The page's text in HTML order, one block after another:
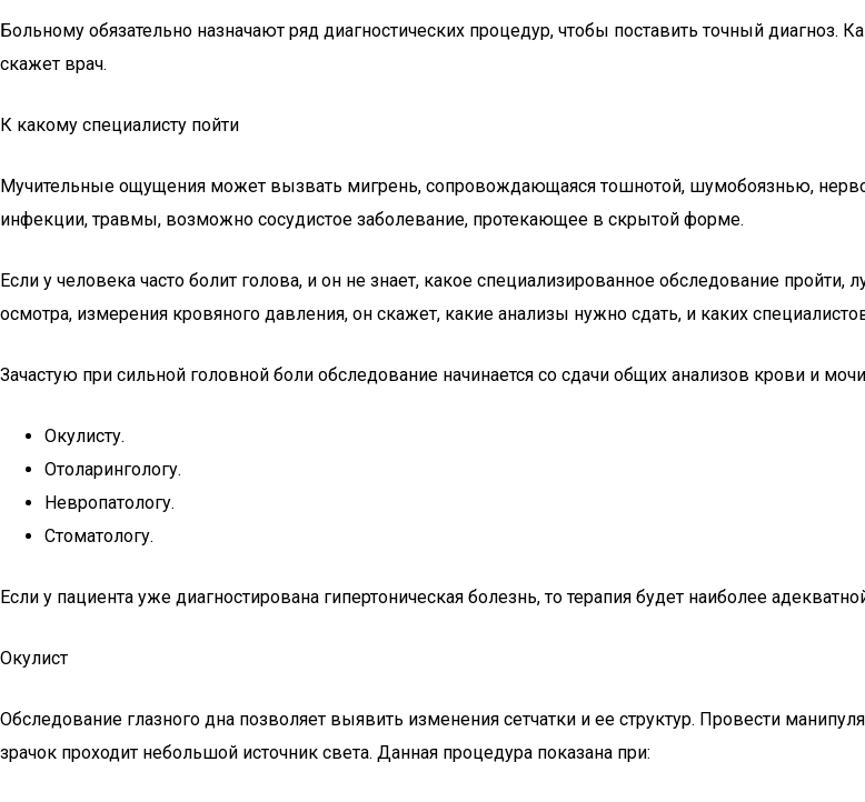
Больному обязательно назначают ряд диагностических процедур, чтобы поставить точный диагноз.
скажет врач.
К какому специалисту пойти
Мучительные ощущения может вызвать мигрень, сопровождающаяся тошнотой, шумобоязнью,
инфекции, травмы, возможно сосудистое заболевание, протекающее в скрытой форме.
Если у человека часто болит голова, и он не знает, какое специализированное обследование пройти,
осмотра, измерения кровяного давления, он скажет, какие анализы нужно сдать, и каких
Зачастую при сильной головной боли обследование начинается со сдачи общих анализов крови и
Окулисту.
Отоларингологу.
Невропатологу.
Стоматологу.
Если у пациента уже диагностирована гипертоническая болезнь, то терапия будет наиболее
Окулист
Обследование глазного дна позволяет выявить изменения сетчатки и ее структур. Провести
зрачок проходит небольшой источник света. Данная процедура показана при: